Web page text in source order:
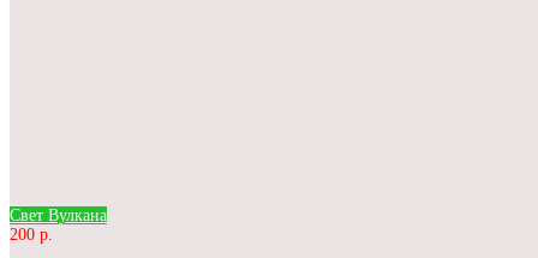
Свет Вулкана
200 р.